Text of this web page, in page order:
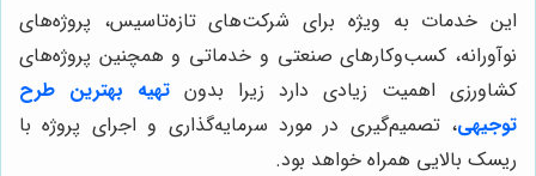
این خدمات به ویژه برای شرکت‌های تازه‌تاسیس، پروژه‌های
نوآورانه، کسب‌وکارهای صنعتی و خدماتی و همچنین پروژه‌های
کشاورزی اهمیت زیادی دارد زیرا بدون تهیه بهترین طرح
توجیهی، تصمیم‌گیری در مورد سرمایه‌گذاری و اجرای پروژه با
ریسک بالایی همراه خواهد بود.